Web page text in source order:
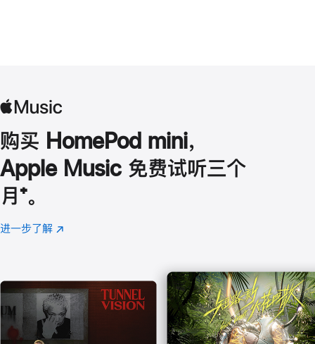
购买 HomePod mini，
Apple Music 免费试听三个
月 脚
注
⁺。
进一步了解 Apple
(在
口
中
打
开)